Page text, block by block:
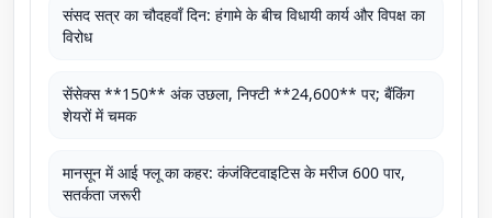
संसद सत्र का चौदहवाँ दिन: हंगामे के बीच विधायी कार्य और विपक्ष का
विरोध
सेंसेक्स **150** अंक उछला, निफ्टी **24,600** पर; बैंकिंग
शेयरों में चमक
मानसून में आई फ्लू का कहर: कंजंक्टिवाइटिस के मरीज 600 पार,
सतर्कता जरूरी